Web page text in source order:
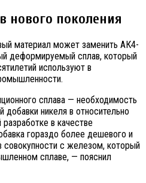
нового поколения
материал может заменить АК4-
деформируемый сплав, который
используют в
сплава — необходимость
никеля в относительно
в качестве
гораздо более дешевого и
совокупности с железом, который
сплаве, — пояснил